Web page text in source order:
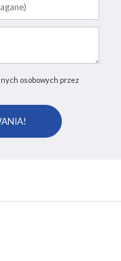
osobowych przez